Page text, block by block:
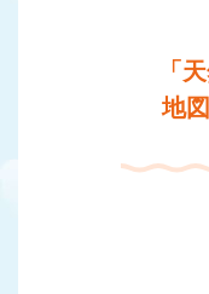
「
地